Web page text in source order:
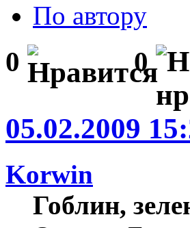
По автору
0 0
05.02.2009
Korwin
Гоблин,